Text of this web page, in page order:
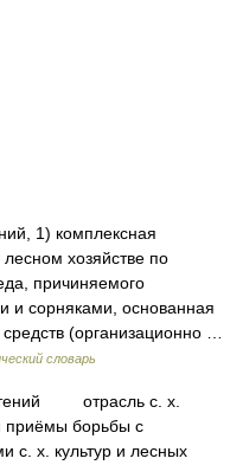
1) комплексная
хозяйстве по
причиняемого
и сорняками, основанная
(организационно …
словарь
отрасль с. х.
приёмы борьбы с
с. х. культур и лесных